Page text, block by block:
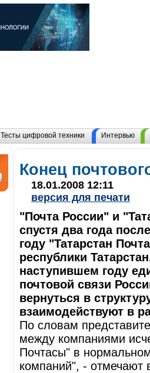
Тесты цифровой техники Интервью
Конец
18.01.2008 12:11
версия для печати
"Почта России" и
спустя два года
году "Татарстан
республики
наступившем году
почтовой связи
вернуться в
взаимодействуют в
По словам
между компаниями
Почтасы" в
компаний", - отмечают